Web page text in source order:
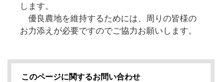
します。
優良農地を維持するためには、周りの皆様の
お力添えが必要ですのでご協力お願いします。
このページに関するお問い合わせ